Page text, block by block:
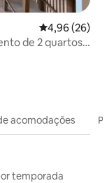
4,96 de uma
4,96 (26)
de 2 quartos
acomodações
temporada